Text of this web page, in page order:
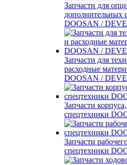
Запчасти для
дополнительных
DOOSAN /
Запчасти для
расходные
DOOSAN /
Запчасти
спецтехники
Запчасти
спецтехники